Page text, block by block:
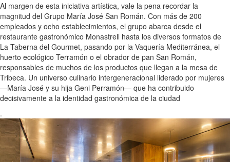
Al margen de esta iniciativa artística, vale la pena recordar la
magnitud del Grupo María José San Román. Con más de 200
empleados y ocho establecimientos, el grupo abarca desde el
restaurante gastronómico Monastrell hasta los diversos formatos de
La Taberna del Gourmet, pasando por la Vaquería Mediterránea, el
huerto ecológico Terramón o el obrador de pan San Román,
responsables de muchos de los productos que llegan a la mesa de
Tribeca. Un universo culinario intergeneracional liderado por mujeres
—María José y su hija Geni Perramón— que ha contribuido
decisivamente a la identidad gastronómica de la ciudad
.